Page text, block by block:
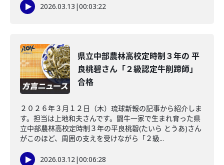
2026.03.13 |00:03:22
県立中部農林高校定時制３年の 平
良桃碧さん「２級認定牛削蹄師」
合格
２０２６年３月１２日（木）琉球新報の記事から紹介しま
す。担当は上地和夫さんです。闘牛一家で生まれ育った県
立中部農林高校定時制３年の平良桃碧(たいら とうあ)さん
がこのほど、周囲の支えを受けながら「２級...
2026.03.12|00:06:28